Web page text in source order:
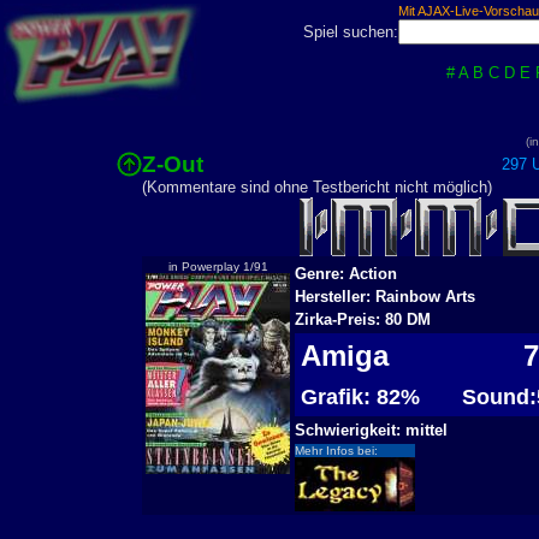
Mit AJAX-Live-
Spiel suchen:
# A B C D E
Z-Out
297
(Kommentare sind ohne Testbericht nicht möglich)
in Powerplay 1/91
Genre: Action
Hersteller: Rainbow Arts
Zirka-Preis: 80 DM
Amiga
Grafik: 82%
Schwierigkeit: mittel
Mehr Infos bei: